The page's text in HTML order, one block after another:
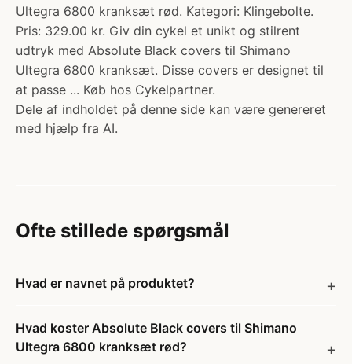
Ultegra 6800 kranksæt rød. Kategori: Klingebolte.
Pris: 329.00 kr. Giv din cykel et unikt og stilrent
udtryk med Absolute Black covers til Shimano
Ultegra 6800 kranksæt. Disse covers er designet til
at passe ... Køb hos Cykelpartner.
Dele af indholdet på denne side kan være genereret
med hjælp fra AI.
Ofte stillede spørgsmål
Hvad er navnet på produktet?
Hvad koster Absolute Black covers til Shimano
Ultegra 6800 kranksæt rød?